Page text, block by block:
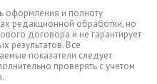
оформления и полноту
редакционной обработки, но
договора и не гарантирует
результатов. Все
показатели следует
проверять с учетом